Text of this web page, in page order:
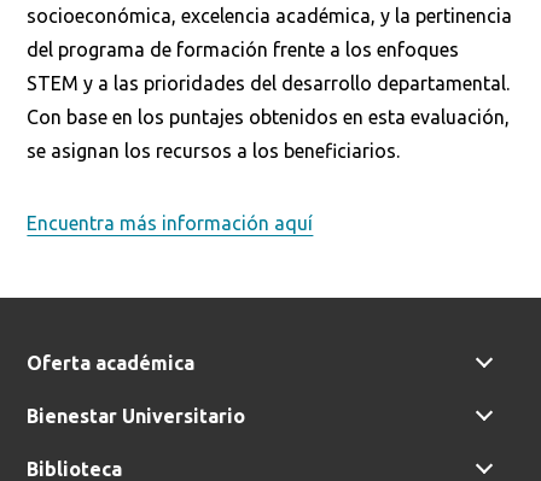
socioeconómica, excelencia académica, y la pertinencia
del programa de formación frente a los enfoques
STEM y a las prioridades del desarrollo departamental.
Con base en los puntajes obtenidos en esta evaluación,
se asignan los recursos a los beneficiarios.
Encuentra más información aquí
Busca en la escuela
¿Qué buscas?
Oferta académica
Bienestar Universitario
Biblioteca